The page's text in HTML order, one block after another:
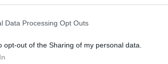
Data Processing Opt Outs
opt-out of the Sharing of my personal data.